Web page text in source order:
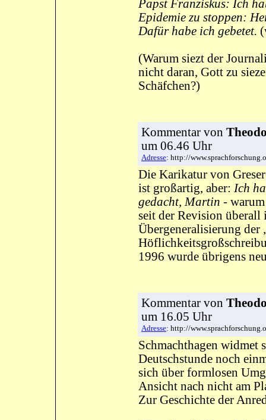
Papst Franziskus: Ich
Epidemie zu stoppen:
Dafür habe ich gebetet.
(Warum siezt der
nicht daran, Gott zu
Schäfchen?)
Kommentar von
um 06.46 Uhr
Adresse: http://
Die Karikatur von
ist großartig, aber: Ich
gedacht, Martin -
seit der Revision überall
Übergeneralisierung der
1996 wurde übrigens
Kommentar von
um 16.05 Uhr
Adresse: http://
Schmachthagen widmet
Deutschstunde noch
sich über formlosen
Ansicht nach nicht am
Zur Geschichte der